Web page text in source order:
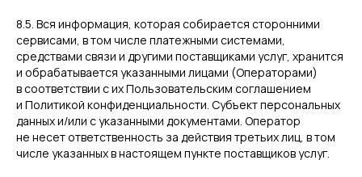
8.5. Вся информация, которая собирается сторонними
сервисами, в том числе платежными системами,
средствами связи и другими поставщиками услуг, хранится
и обрабатывается указанными лицами (Операторами)
в соответствии с их Пользовательским соглашением
и Политикой конфиденциальности. Субъект персональных
данных и/или с указанными документами. Оператор
не несет ответственность за действия третьих лиц, в том
числе указанных в настоящем пункте поставщиков услуг.